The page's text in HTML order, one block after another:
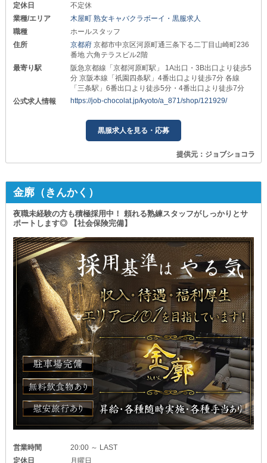
定休日
不定休
業種/エリア
木屋町 熟女キャバクラボーイ・黒服求人
職種
ホールスタッフ
住所
京都府京都市中京区河原町通三条下る二丁目山崎町236
番地 六角テラスビル2階
最寄り駅
阪急京都線「京都河原町駅」 1A出口・3B出口より徒歩5
分 京阪本線「祇園四条駅」4番出口より徒歩7分 各線
「三条駅」6番出口より徒歩5分・4番出口より徒歩7分
公式求人情報
https://job-chocolat.jp/kyoto/a_871/shop/121929/
黒服求人を見る・応募
提供元：ジョブショコラ
金廓（きんかく）
夜職未経験の方も積極採用中！ 頼れる熟練スタッフがしっかりとサ
ポートします◎ 【社会保険完備】
営業時間
20:00 ～ LAST
定休日
月曜日